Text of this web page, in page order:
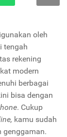
oleh
tengah
rekening
modern
berbagai
bisa dengan
. Cukup
kamu sudah
genggaman.